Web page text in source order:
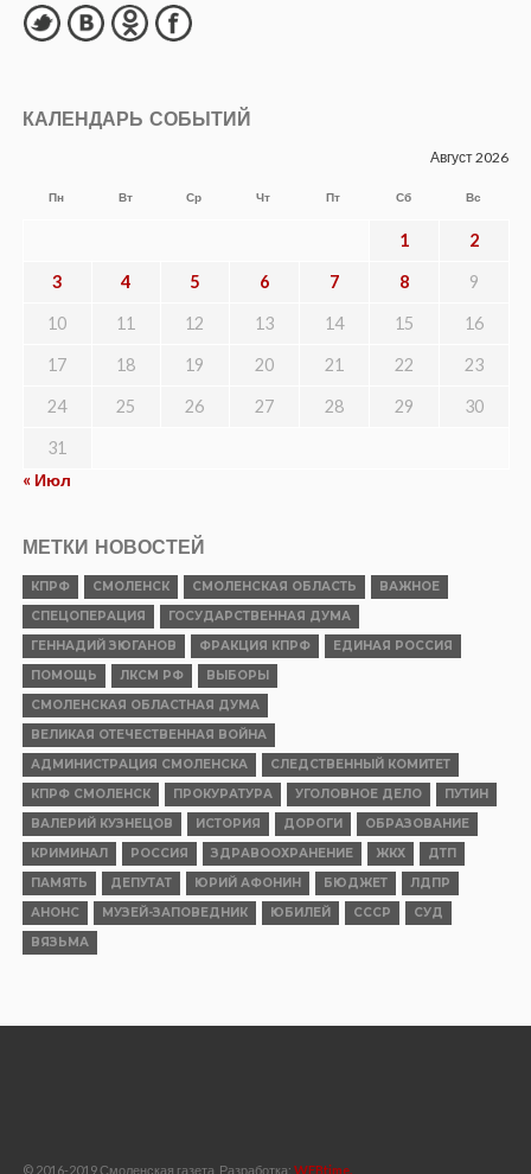
КАЛЕНДАРЬ СОБЫТИЙ
Август 2026
Пн Вт Ср Чт Пт Сб Вс
1 2
3 4 5 6 7 8 9
10 11 12 13 14 15 16
17 18 19 20 21 22 23
24 25 26 27 28 29 30
31
« Июл
МЕТКИ НОВОСТЕЙ
КПРФ СМОЛЕНСК СМОЛЕНСКАЯ ОБЛАСТЬ
ВАЖНОЕ
СПЕЦОПЕРАЦИЯ
ГОСУДАРСТВЕННАЯ ДУМА
ГЕННАДИЙ ЗЮГАНОВ
ФРАКЦИЯ КПРФ
ЕДИНАЯ РОССИЯ
ПОМОЩЬ
ЛКСМ РФ
ВЫБОРЫ
СМОЛЕНСКАЯ ОБЛАСТНАЯ ДУМА
ВЕЛИКАЯ ОТЕЧЕСТВЕННАЯ ВОЙНА
АДМИНИСТРАЦИЯ СМОЛЕНСКА
СЛЕДСТВЕННЫЙ КОМИТЕТ
КПРФ СМОЛЕНСК
ПРОКУРАТУРА УГОЛОВНОЕ ДЕЛО
ПУТИН
ВАЛЕРИЙ КУЗНЕЦОВ
ИСТОРИЯ ДОРОГИ
ОБРАЗОВАНИЕ
КРИМИНАЛ
РОССИЯ ЗДРАВООХРАНЕНИЕ ЖКХ
ДТП
ПАМЯТЬ
ДЕПУТАТ ЮРИЙ АФОНИН БЮДЖЕТ
ЛДПР
АНОНС
МУЗЕЙ-ЗАПОВЕДНИК ЮБИЛЕЙ СССР
СУД
ВЯЗЬМА
© 2016-2019 Смоленская газета, Разработка: WEBtime.